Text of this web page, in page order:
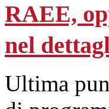
RAEE,
nel
Ultima